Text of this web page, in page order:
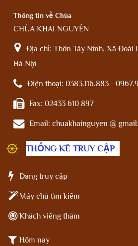
Thông tin về Chùa
CHÙA KHAI NGUYÊN
Địa chỉ: Thôn Tây Ninh, Xã Đoài
Hà Nội
Điện thoại: 0383.116.883 -
Fax: 02433 610 897
Email: chuakhainguyen @
THỐNG KÊ TRUY CẬP
Đang truy cập
Máy chủ tìm kiếm
Khách viếng thăm
Hôm nay